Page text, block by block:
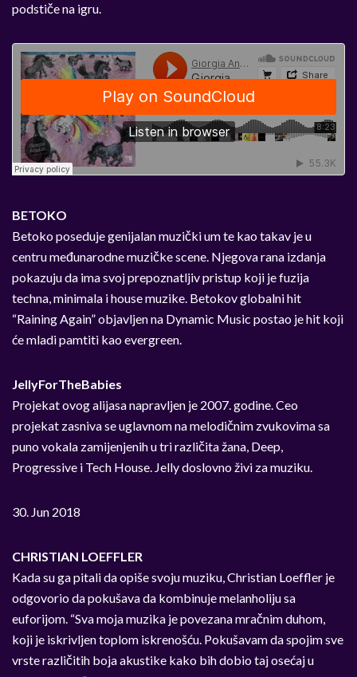
podstiče na igru.
BETOKO
Betoko poseduje genijalan muzički um te kao takav je u
centru međunarodne muzičke scene. Njegova rana izdanja
pokazuju da ima svoj prepoznatljiv pristup koji je fuzija
techna, minimala i house muzike. Betokov globalni hit
“Raining Again” objavljen na Dynamic Music postao je hit koji
će mladi pamtiti kao evergreen.
JellyForTheBabies
Projekat ovog alijasa napravljen je 2007. godine. Ceo
projekat zasniva se uglavnom na melodičnim zvukovima sa
puno vokala zamijenjenih u tri različita žana, Deep,
Progressive i Tech House. Jelly doslovno živi za muziku.
30. Jun 2018
CHRISTIAN LOEFFLER
Kada su ga pitali da opiše svoju muziku, Christian Loeffler je
odgovorio da pokušava da kombinuje melanholiju sa
euforijom. “Sva moja muzika je povezana mračnim duhom,
koji je iskrivljen toplom iskrenošću. Pokušavam da spojim sve
vrste različitih boja akustike kako bih dobio taj osećaj u